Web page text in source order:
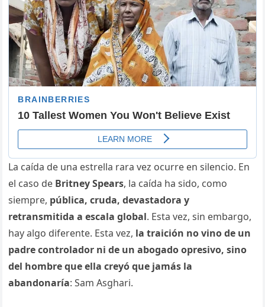
La caída de una estrella rara vez ocurre en silencio. En
el caso de Britney Spears, la caída ha sido, como
siempre, pública, cruda, devastadora y
retransmitida a escala global. Esta vez, sin embargo,
hay algo diferente. Esta vez, la traición no vino de un
padre controlador ni de un abogado opresivo, sino
del hombre que ella creyó que jamás la
abandonaría: Sam Asghari.